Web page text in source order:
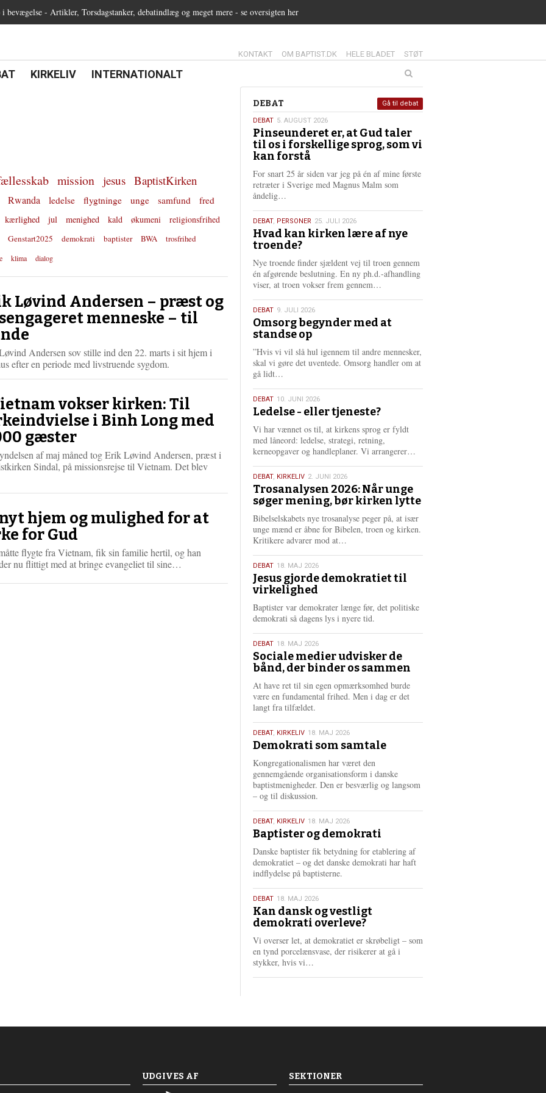
bevægelse - Artikler, Torsdagstanker, debatindlæg og meget mere - se oversigten her
13.0:
KONTAKT 14.0:
OM BAPTIST.DK 15.0:
HELE BLADET 16.0:
STØT
21.0:
KIRKELIV 22.0:
INTERNATIONALT
mission jesus BaptistKirken
Rwanda ledelse flygtninge unge samfund
fred
kærlighed jul menighed kald økumeni
religionsfrihed
Genstart2025 demokrati baptister BWA
trosfrihed
klima dialog
Løvind Andersen – præst og
menneske – til
Andersen sov stille ind den 22. marts i sit hjem i
efter en periode med livstruende sygdom.
vokser kirken: Til
i Binh Long med
gæster
af maj måned tog Erik Løvind Andersen, præst i
Sindal, på missionsrejse til Vietnam. Det blev
m
e
hjem og mulighed for at
for Gud
flygte fra Vietnam, fik sin familie hertil, og han
nu flittigt med at bringe evangeliet til sine…
s
Debat
DEBAT
5.
august
2026
DEBAT 5. AUGUST 2026
Pinseunderet er, at Gud taler
til os i forskellige sprog, som vi
kan forstå
For snart 25 år siden var jeg på én af mine første
retræter i Sverige med Magnus Malm som
åndelig…
s
m
e
r
e
25.
juli
2026
DEBAT, PERSONER 25. JULI 2026
Hvad kan kirken lære af nye
troende?
Nye troende finder sjældent vej til troen gennem
én afgørende beslutning. En ny ph.d.-afhandling
viser, at troen vokser frem gennem…
e
e
9.
juli
2026
DEBAT 9. JULI 2026
Omsorg begynder med at
standse op
”Hvis vi vil slå hul igennem til andre mennesker,
skal vi gøre det uventede. Omsorg handler om at
gå lidt…
s
e
r
e
10.
juni
2026
DEBAT 10. JUNI 2026
Ledelse - eller tjeneste?
Vi har vænnet os til, at kirkens sprog er fyldt
med låneord: ledelse, strategi, retning,
kerneopgaver og handleplaner. Vi arrangerer…
r
e
2.
juni
2026
DEBAT, KIRKELIV 2. JUNI 2026
Trosanalysen 2026: Når unge
søger mening, bør kirken lytte
Bibelselskabets nye trosanalyse peger på, at især
unge mænd er åbne for Bibelen, troen og kirken.
Kritikere advarer mod at…
e
e
18.
maj
2026
DEBAT 18. MAJ 2026
Jesus gjorde demokratiet til
virkelighed
Baptister var demokrater længe før, det politiske
demokrati så dagens lys i nyere tid.
18.
maj
2026
DEBAT 18. MAJ 2026
Sociale medier udvisker de
bånd, der binder os sammen
At have ret til sin egen opmærksomhed burde
være en fundamental frihed. Men i dag er det
langt fra tilfældet.
18.
maj
2026
DEBAT, KIRKELIV 18. MAJ 2026
Demokrati som samtale
Kongregationalismen har været den
gennemgående organisationsform i danske
baptistmenigheder. Den er besværlig og langsom
– og til diskussion.
18.
maj
2026
DEBAT, KIRKELIV 18. MAJ 2026
Baptister og demokrati
Danske baptister fik betydning for etablering af
demokratiet – og det danske demokrati har haft
indflydelse på baptisterne.
18.
maj
2026
DEBAT 18. MAJ 2026
Kan dansk og vestligt
demokrati overleve?
Vi overser let, at demokratiet er skrøbeligt – som
en tynd porcelænsvase, der risikerer at gå i
stykker, hvis vi…
e
Gå til debat
UDGIVES AF SEKTIONER